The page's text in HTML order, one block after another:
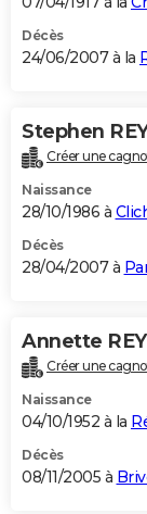
Décès
24/06/2007 à la
Stephen
Créer une
Naissance
28/10/1986 à
Décès
28/04/2007 à
Annette
Créer une
Naissance
04/10/1952 à la
Décès
08/11/2005 à